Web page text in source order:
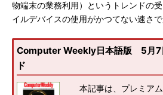
物端末の業務利用）というトレンドの
イルデバイスの使用がかつてない速さで
Computer Weekly日本語版 5月7
ド
本記事は、プレミア